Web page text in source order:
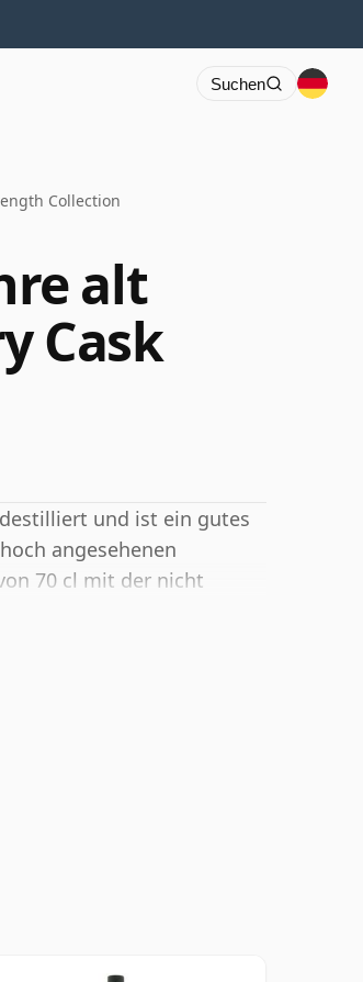
Suchen
Collection
alt
Cask
und ist ein gutes
angesehenen
70 cl mit der nicht